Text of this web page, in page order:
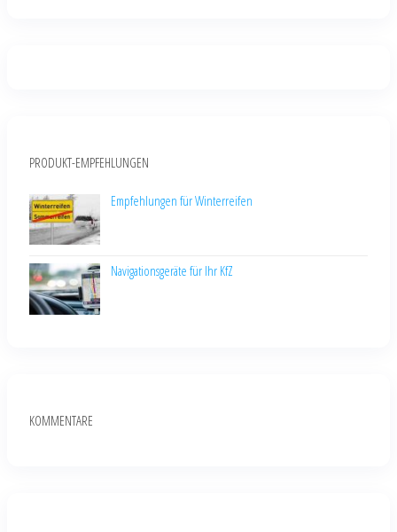
PRODUKT-EMPFEHLUNGEN
Empfehlungen für Winterreifen
Navigationsgeräte für Ihr KfZ
KOMMENTARE